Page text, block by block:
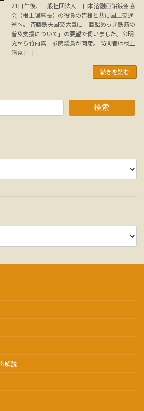
21日午後、一般社団法人 日本溶融亜鉛鍍金協
会（根上理事長）の役員の皆様と共に国土交通
省へ。 斉藤鉄夫国交大臣に「亜鉛めっき鉄筋の
普及支援について」の要望で伺いました。公明
党から竹内真二参院議員が同席。 訪問者は根上
靖晃 […]
続きを読む
検索
解説